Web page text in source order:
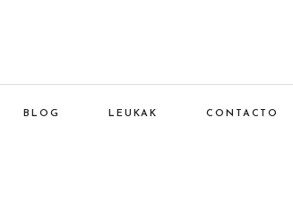
BLOG LEUKAK CONTACTO